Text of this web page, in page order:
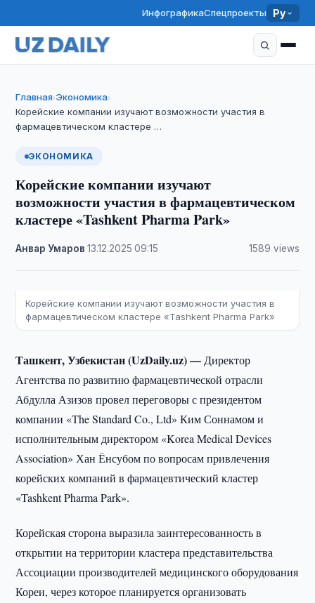
ИнфографикаСпецпроекты Ру
Главная›Экономика›
Корейские компании изучают возможности участия в
фармацевтическом кластере …
ЭКОНОМИКА
Корейские компании изучают
возможности участия в фармацевтическом
кластере «Tashkent Pharma Park»
Анвар Умаров ·13.12.2025 ·09:15 1589 views
Корейские компании изучают возможности участия в
фармацевтическом кластере «Tashkent Pharma Park»
Ташкент, Узбекистан (UzDaily.uz) —Директор
Агентства по развитию фармацевтической отрасли
Абдулла Азизов провел переговоры с президентом
компании «The Standard Co., Ltd» Ким Соннамом и
исполнительным директором «Korea Medical Devices
Association» Хан Ёнсубом по вопросам привлечения
корейских компаний в фармацевтический кластер
«Tashkent Pharma Park».
Корейская сторона выразила заинтересованность в
открытии на территории кластера представительства
Ассоциации производителей медицинского оборудования
Кореи, через которое планируется организовать